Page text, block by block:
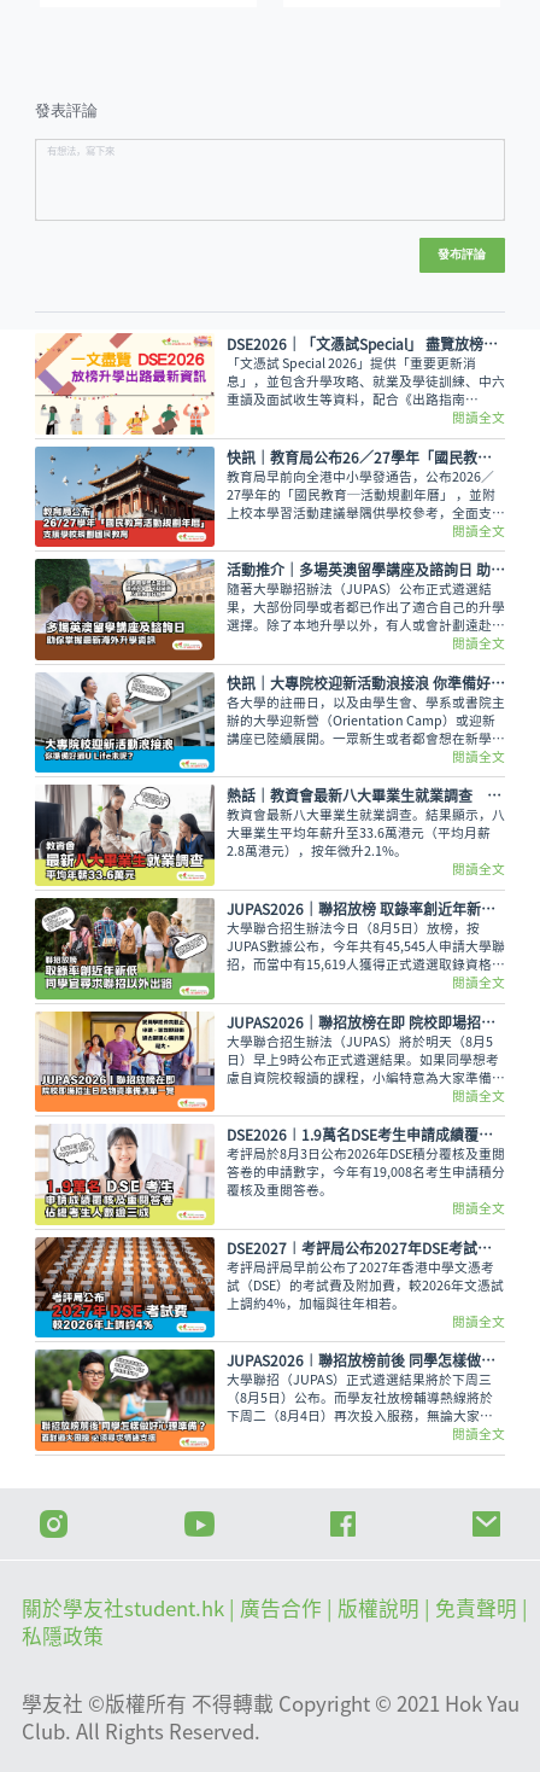
發表評論
發布評論
DSE2026│「文憑試Special」 盡覽放榜升學出路最新資訊
「文憑試 Special 2026」提供「重要更新消
息」，並包含升學攻略、就業及學徒訓練、中六
重讀及面試收生等資料，配合《出路指南
2026》讓讀者線上線下接收最全面的放榜動
向！
閱讀全文
快訊｜教育局公布26／27學年「國民教育活動規劃年曆」 支援學校規劃國民教育
教育局早前向全港中小學發通告，公布2026／
27學年的「國民教育─活動規劃年曆」 ，並附
上校本學習活動建議舉隅供學校參考，全面支援
閱讀全文
活動推介｜多場英澳留學講座及諮詢日 助你掌握最新海外升學資訊
隨著大學聯招辦法（JUPAS）公布正式遴選結
果，大部份同學或者都已作出了適合自己的升學
選擇。除了本地升學以外，有人或會計劃遠赴外
地學習，而在這個8月便有多場英國及澳洲大學
的升學講座，除了介紹兩地熱門課程，也會簡介
簽證及生活費等重要資訊。
閱讀全文
快訊｜大專院校迎新活動浪接浪 你準備好過U Life未呢？
各大學的註冊日，以及由學生會、學系或書院主
辦的大學迎新營（Orientation Camp）或迎新
講座已陸續展開。一眾新生或者都會想在新學年
早些適應新環境，結識到新的同學，迎接豐富精
彩的大學生活。
閱讀全文
熱話│教資會最新八大畢業生就業調查 平均年薪33.6萬元
教資會最新八大畢業生就業調查。結果顯示，八
大畢業生平均年薪升至33.6萬港元（平均月薪
2.8萬港元），按年微升2.1%。
閱讀全文
JUPAS2026｜聯招放榜 取錄率創近年新低 同學宜尋求聯招以外出路
大學聯合招生辦法今日（8月5日）放榜，按
JUPAS數據公布，今年共有45,545人申請大學聯
招，而當中有15,619人獲得正式遴選取錄資格，
佔整體申請人數僅34.29%，創下近年新低。即
使如此，未獲錄取的同學也不用氣餒，還可以多
留意聯招以外的選擇呢。
閱讀全文
JUPAS2026｜聯招放榜在即 院校即場招生日及物資準備清單一覽
大學聯合招生辦法（JUPAS）將於明天（8月5
日）早上9時公布正式遴選結果。如果同學想考
慮自資院校報讀的課程，小編特意為大家準備了
各大專院校的即場招生日詳情與物品準備清單，
讓大家今晚順利執拾行裝，安心休息。
閱讀全文
DSE2026︱1.9萬名DSE考生申請成績覆核及重閱答卷 佔總考生人數逾三成
考評局於8月3日公布2026年DSE積分覆核及重閱
答卷的申請數字，今年有19,008名考生申請積分
覆核及重閱答卷。
閱讀全文
DSE2027︱考評局公布2027年DSE考試費 較2026年上調約4%
考評局評局早前公布了2027年香港中學文憑考
試（DSE）的考試費及附加費，較2026年文憑試
上調約4%，加幅與往年相若。
閱讀全文
JUPAS2026︱聯招放榜前後 同學怎樣做好心理準備？面對過大困擾 必須尋求情緒支援
大學聯招（JUPAS）正式遴選結果將於下周三
（8月5日）公布。而學友社放榜輔導熱線將於
下周二（8月4日）再次投入服務，無論大家有
甚麼出路疑問，又或需要支援輔導、尋求專業意
見，都可致電2503 3399，與學友社輔導員盡情
閱讀全文
關於學友社student.hk | 廣告合作 | 版權說明
| 免責聲明 |
私隱政策
學友社 ©版權所有 不得轉載 Copyright © 2021 Hok Yau
Club. All Rights Reserved.